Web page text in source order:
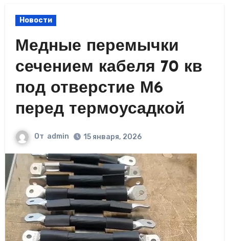
Новости
Медные перемычки
сечением кабеля 70 кв
под отверстие М6
перед термоусадкой
От admin 15 января, 2026